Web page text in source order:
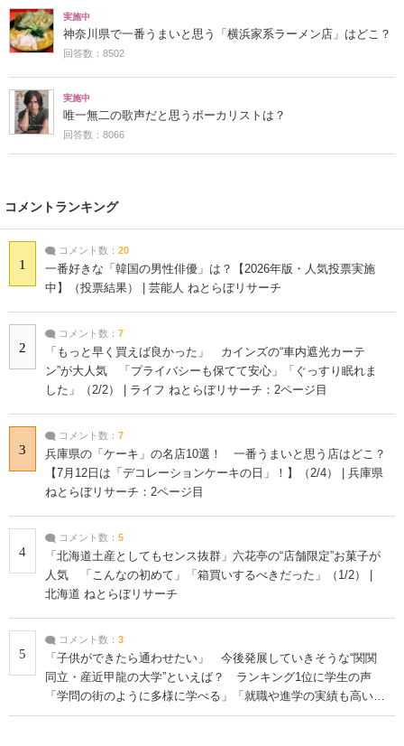
実施中
神奈川県で一番うまいと思う「横浜家系ラーメン店」はどこ？
回答数：8502
実施中
唯一無二の歌声だと思うボーカリストは？
回答数：8066
コメントランキング
1
コメント数： 20
一番好きな「韓国の男性俳優」は？【2026年版・人気投票実施
中】（投票結果） | 芸能人 ねとらぼリサーチ
2
コメント数： 7
「もっと早く買えば良かった」 カインズの“車内遮光カーテ
ン”が大人気 「プライバシーも保てて安心」「ぐっすり眠れま
した」（2/2） | ライフ ねとらぼリサーチ：2ページ目
3
コメント数： 7
兵庫県の「ケーキ」の名店10選！ 一番うまいと思う店はどこ？
【7月12日は「デコレーションケーキの日」！】（2/4） | 兵庫県
ねとらぼリサーチ：2ページ目
4
コメント数： 5
「北海道土産としてもセンス抜群」六花亭の“店舗限定”お菓子が
人気 「こんなの初めて」「箱買いするべきだった」（1/2） |
北海道 ねとらぼリサーチ
5
コメント数： 3
「子供ができたら通わせたい」 今後発展していきそうな“関関
同立・産近甲龍の大学”といえば？ ランキング1位に学生の声
「学問の街のように多様に学べる」「就職や進学の実績も高い」
| 大学 ねとらぼリサーチ